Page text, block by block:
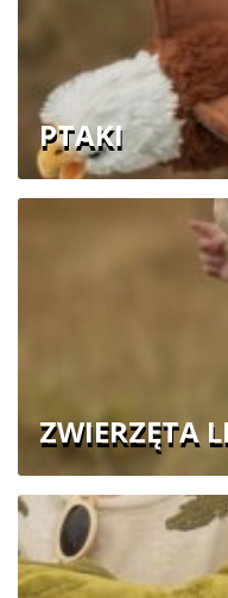
PTAKI
ZWIERZĘTA